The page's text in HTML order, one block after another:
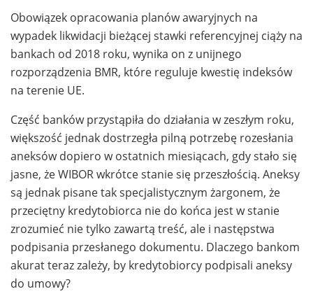
Obowiązek opracowania planów awaryjnych na
wypadek likwidacji bieżącej stawki referencyjnej ciąży na
bankach od 2018 roku, wynika on z unijnego
rozporządzenia BMR, które reguluje kwestię indeksów
na terenie UE.
Część banków przystąpiła do działania w zeszłym roku,
większość jednak dostrzegła pilną potrzebę rozesłania
aneksów dopiero w ostatnich miesiącach, gdy stało się
jasne, że WIBOR wkrótce stanie się przeszłością. Aneksy
są jednak pisane tak specjalistycznym żargonem, że
przeciętny kredytobiorca nie do końca jest w stanie
zrozumieć nie tylko zawartą treść, ale i następstwa
podpisania przesłanego dokumentu. Dlaczego bankom
akurat teraz zależy, by kredytobiorcy podpisali aneksy
do umowy?